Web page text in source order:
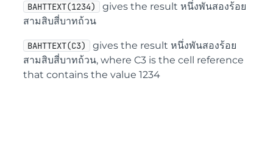
BAHTTEXT(1234)
gives the result หนึ่งพันสองร้อย
สามสิบสี่บาทถ้วน
BAHTTEXT(C3)
gives the result หนึ่งพันสองร้อย
สามสิบสี่บาทถ้วน, where C3 is the cell reference
that contains the value 1234